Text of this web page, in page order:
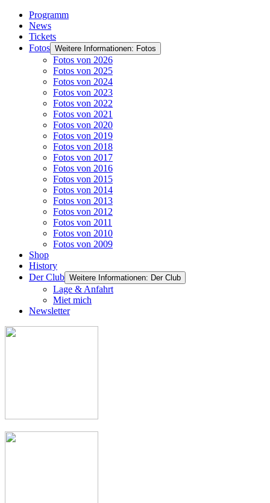
Programm
News
Tickets
Fotos Weitere Informationen: Fotos
Fotos von 2026
Fotos von 2025
Fotos von 2024
Fotos von 2023
Fotos von 2022
Fotos von 2021
Fotos von 2020
Fotos von 2019
Fotos von 2018
Fotos von 2017
Fotos von 2016
Fotos von 2015
Fotos von 2014
Fotos von 2013
Fotos von 2012
Fotos von 2011
Fotos von 2010
Fotos von 2009
Shop
History
Der Club Weitere Informationen: Der Club
Lage & Anfahrt
Miet mich
Newsletter